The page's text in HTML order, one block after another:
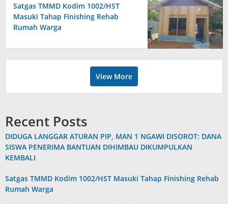
Satgas TMMD Kodim 1002/HST
Masuki Tahap Finishing Rehab
Rumah Warga
View More
Recent Posts
DIDUGA LANGGAR ATURAN PIP, MAN 1 NGAWI DISOROT: DANA
SISWA PENERIMA BANTUAN DIHIMBAU DIKUMPULKAN
KEMBALI
Satgas TMMD Kodim 1002/HST Masuki Tahap Finishing Rehab
Rumah Warga